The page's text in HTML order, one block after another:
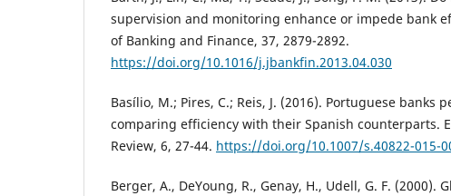
supervision and monitoring enhance or impede bank
of Banking and Finance, 37, 2879-2892.
https://doi.org/10.1016/j.jbankfin.2013.04.030
Basílio, M.; Pires, C.; Reis, J. (2016). Portuguese banks
comparing efficiency with their Spanish counterparts.
Review, 6, 27-44. https://doi.org/10.1007/s.40822-015-
Berger, A., DeYoung, R., Genay, H., Udell, G. F. (2000).